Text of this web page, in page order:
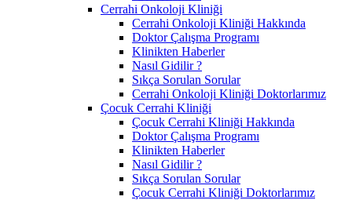
Cerrahi Onkoloji Kliniği
Cerrahi Onkoloji Kliniği Hakkında
Doktor Çalışma Programı
Klinikten Haberler
Nasıl Gidilir ?
Sıkça Sorulan Sorular
Cerrahi Onkoloji Kliniği Doktorlarımız
Çocuk Cerrahi Kliniği
Çocuk Cerrahi Kliniği Hakkında
Doktor Çalışma Programı
Klinikten Haberler
Nasıl Gidilir ?
Sıkça Sorulan Sorular
Çocuk Cerrahi Kliniği Doktorlarımız